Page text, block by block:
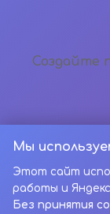
Создайте
Мы
Этот сайт
работы и
Без принятия